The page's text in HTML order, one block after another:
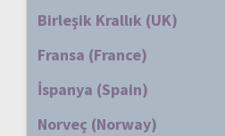
Birleşik Krallık (UK)
Fransa (France)
İspanya (Spain)
Norveç (Norway)